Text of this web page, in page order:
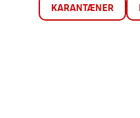
KARANTÆNER